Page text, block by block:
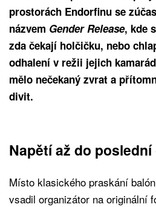
prostorách Endorfinu se
názvem Gender Release, kde
zda čekají holčičku, nebo
odhalení v režii jejich
mělo nečekaný zvrat a
divit.
Napětí až do
Místo klasického praskání
vsadil organizátor na originální